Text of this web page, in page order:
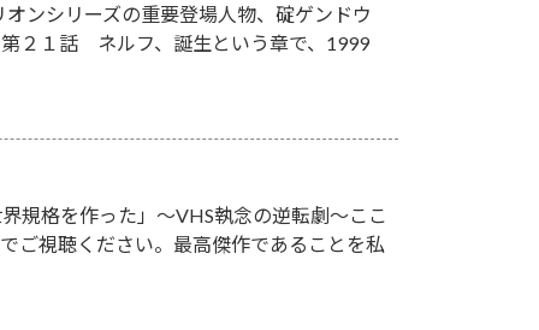
ンシリーズの重要登場人物、碇ゲンドウ
２１話 ネルフ、誕生という章で、1999
規格を作った」～VHS執念の逆転劇～ここ
ご視聴ください。最高傑作であることを私